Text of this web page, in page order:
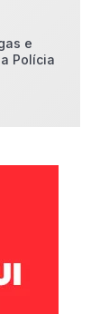
e
Polícia